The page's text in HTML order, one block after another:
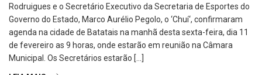
Rodruigues e o Secretário Executivo da Secretaria de Esportes do
Governo do Estado, Marco Aurélio Pegolo, o ‘Chuí‘, confirmaram
agenda na cidade de Batatais na manhã desta sexta-feira, dia 11
de fevereiro as 9 horas, onde estarão em reunião na Câmara
Municipal. Os Secretários estarão […]